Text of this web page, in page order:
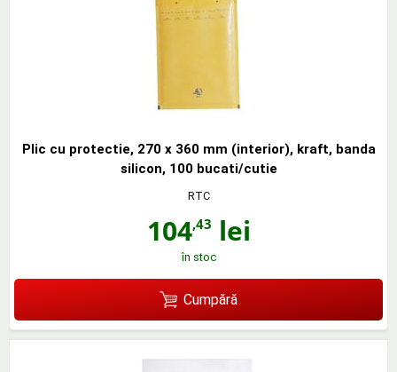
Plic cu protectie, 270 x 360 mm (interior), kraft, banda
silicon, 100 bucati/cutie
RTC
104,43 lei
în stoc
Cumpără